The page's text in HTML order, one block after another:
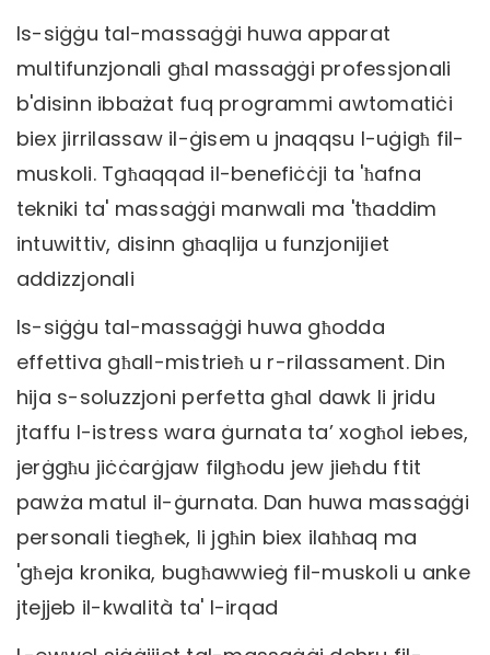
Is-siġġu tal-massaġġi huwa apparat
multifunzjonali għal massaġġi professjonali
b'disinn ibbażat fuq programmi awtomatiċi
biex jirrilassaw il-ġisem u jnaqqsu l-uġigħ fil-
muskoli. Tgħaqqad il-benefiċċji ta 'ħafna
tekniki ta' massaġġi manwali ma 'tħaddim
intuwittiv, disinn għaqlija u funzjonijiet
addizzjonali
Is-siġġu tal-massaġġi huwa għodda
effettiva għall-mistrieħ u r-rilassament. Din
hija s-soluzzjoni perfetta għal dawk li jridu
jtaffu l-istress wara ġurnata ta’ xogħol iebes,
jerġgħu jiċċarġjaw filgħodu jew jieħdu ftit
pawża matul il-ġurnata. Dan huwa massaġġi
personali tiegħek, li jgħin biex ilaħħaq ma
'għeja kronika, bugħawwieġ fil-muskoli u anke
jtejjeb il-kwalità ta' l-irqad